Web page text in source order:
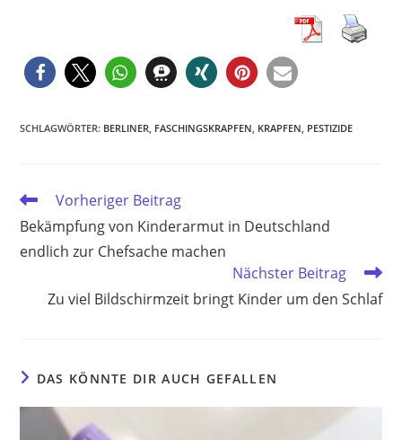
SCHLAGWÖRTER: BERLINER FASCHINGSKRAPFEN KRAPFEN PESTIZIDE
Weitere
ansehen
Vorheriger Beitrag
Bekämpfung von Kinderarmut in Deutschland
endlich zur Chefsache machen
Nächster Beitrag
Zu viel Bildschirmzeit bringt Kinder um den Schlaf
DAS KÖNNTE DIR AUCH GEFALLEN